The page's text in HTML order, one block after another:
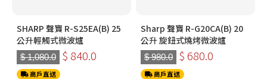
SHARP 聲寶 R-S25EA(B) 25
公升輕觸式微波爐
$ 1,080.0 $ 840.0
商戶直送
Sharp 聲寶 R-G20CA(B) 20
公升 旋鈕式燒烤微波爐
$ 980.0 $ 680.0
商戶直送